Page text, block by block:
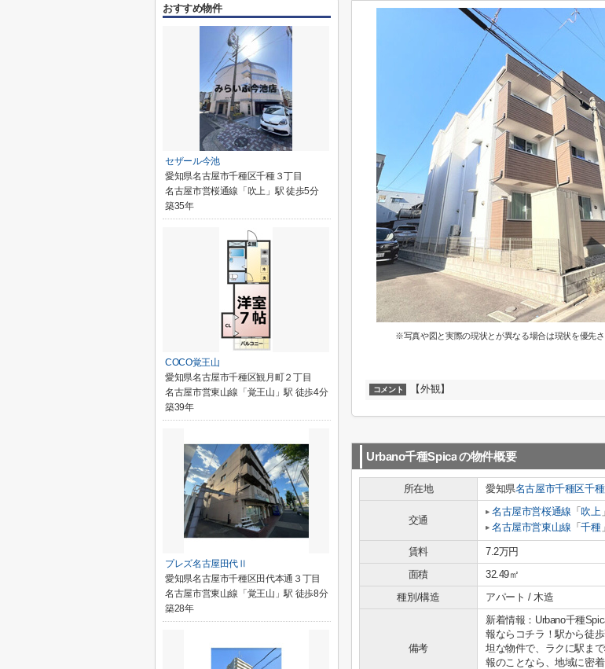
※写真や図と実際の現状とが異なる場合は現状を優先
コメント 【外観】
Urbano千種Spica の物件概要
所在地 愛知県名古屋市千種区千種
交通
名古屋市営桜通線 「 吹上
名古屋市営東山線 「千種
賃料 7.2万円
面積
32.49㎡
種別/構造
アパート / 木造
備考
新着情報：Urbano千種
報ならコチラ！駅から徒
坦な物件で、ラクに駅ま
報のことなら、地域に密
おすすめ物件
セザール今池
愛知県名古屋市千種区千種３丁目
名古屋市営桜通線「吹上」駅 徒歩5分
築35年
COCO覚王山
愛知県名古屋市千種区観月町２丁目
名古屋市営東山線「覚王山」駅 徒歩4分
築39年
プレズ名古屋田代Ⅱ
愛知県名古屋市千種区田代本通３丁目
名古屋市営東山線「覚王山」駅 徒歩8分
築28年